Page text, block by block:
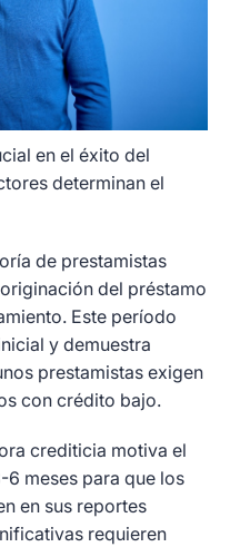
en el éxito del
determinan el
de prestamistas
del préstamo
Este período
y demuestra
prestamistas exigen
con crédito bajo.
crediticia motiva el
meses para que los
en sus reportes
requieren